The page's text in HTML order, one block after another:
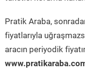
Pratik Araba,
fiyatlarıyla
aracın periyodik